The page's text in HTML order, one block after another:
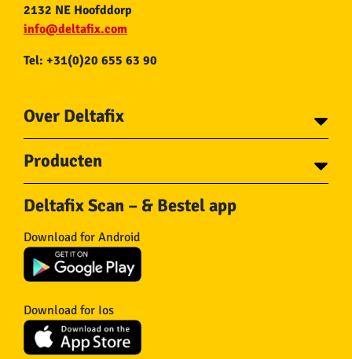
2132 NE Hoofddorp
info@deltafix.com
Tel: +31(0)20 655 63 90
Over Deltafix
Voor gemeentes
Over Deltafix
Producten
Schroeven
Bouten
Draadnagels
Pluggen
Beslag
Haken
IJzerwaren
Wielen
Ketting en Toebehoren
Deltafix Scan – & Bestel app
Download for Android
Download for Ios